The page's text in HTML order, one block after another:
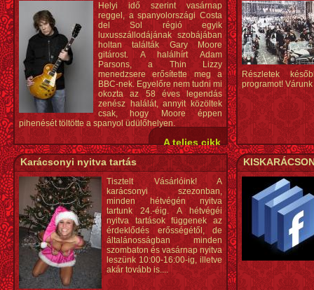
Helyi idő szerint vasárnap
reggel, a spanyolországi Costa
del Sol régió egyik
luxusszállodájának szobájában
holtan találták Gary Moore
gitárost. A halálhírt Adam
Parsons, a Thin Lizzy
menedzsere erősítette meg a
BBC-nek. Egyelőre nem tudni mi
okozta az 58 éves legendás
zenész halálát, annyit közöltek
csak, hogy Moore éppen
pihenését töltötte a spanyol üdülőhelyen.
A teljes cikk
Részletek
programot!
Karácsonyi nyitva tartás
Tisztelt Vásárlóink! A
karácsonyi szezonban,
minden hétvégén nyitva
tartunk 24.-éig. A hétvégéi
nyitva tartások függenek az
érdeklődés erősségétől, de
általánosságban minden
szombaton és vasárnap nyitva
leszünk 10:00-16:00-ig, illetve
akár tovább is....